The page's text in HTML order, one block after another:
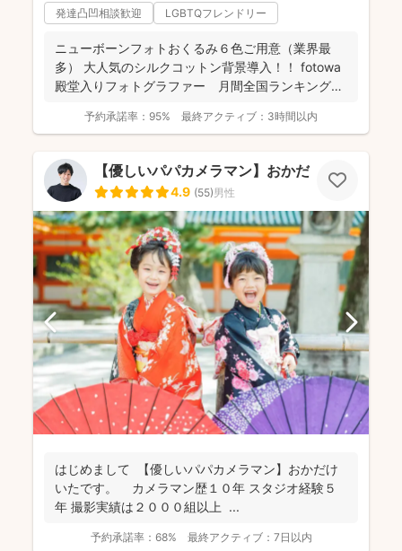
発達凸凹相談歓迎 LGBTQフレンドリー
ニューボーンフォトおくるみ６色ご用意（業界最
多） 大人気のシルクコットン背景導入！！ fotowa
殿堂入りフォトグラファー 月間全国ランキング１
予約承諾率： 95% 最終アクティブ： 3時間以内
【優しいパパカメラマン】おかだ けいた
4.9 (55)男性
はじめまして 【優しいパパカメラマン】おかだけ
いたです。 カメラマン歴１０年 スタジオ経験５
年 撮影実績は２０００組以上 ...
予約承諾率： 68% 最終アクティブ： 7日以内